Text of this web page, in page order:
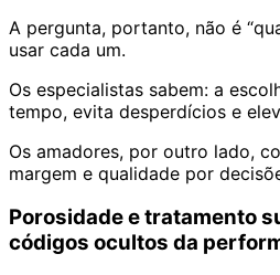
A pergunta, portanto, não é
usar cada um.
Os especialistas sabem: a
tempo, evita desperdícios e
Os amadores, por outro lado,
margem e qualidade por
Porosidade e tratamento
códigos ocultos da